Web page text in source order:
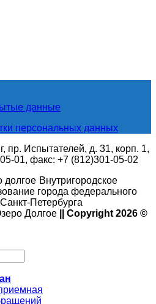
данные
персональных данных
пр. Испытателей, д. 31, корп. 1,
01, факс: +7 (812)301-05-02
Внутригородское
города федерального
Петербурга
Долгое
|| Copyright 2026 ©